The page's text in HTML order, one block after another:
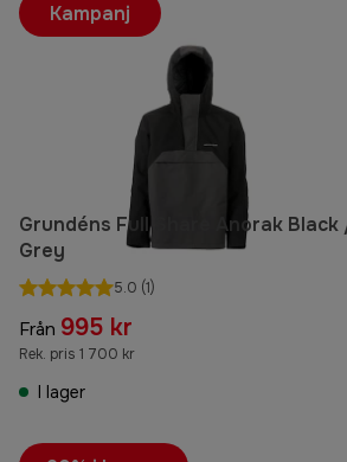
Grundéns Full Share Anorak Black
Grey
5.0 (1)
Från 995 kr
Rek. pris 1 700 kr
I lager
Kampanj